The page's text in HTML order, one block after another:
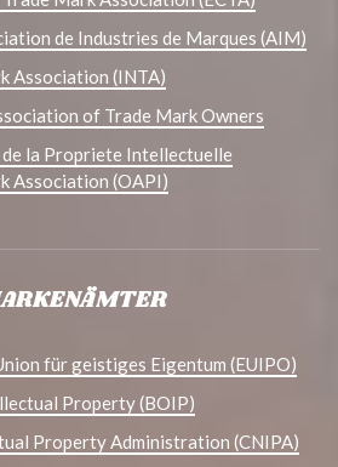
de Industries de Marques (AIM)
Association (INTA)
of Trade Mark Owners
la Propriete Intellectuelle
Association (OAPI)
für geistiges Eigentum (EUIPO)
Property (BOIP)
Property Administration (CNIPA)